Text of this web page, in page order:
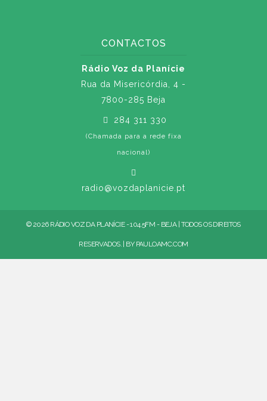
CONTACTOS
Rádio Voz da Planície
Rua da Misericórdia, 4 -
7800-285 Beja
284 311 330
(Chamada para a rede fixa
nacional)
radio@vozdaplanicie.pt
© 2026 RÁDIO VOZ DA PLANÍCIE - 104.5FM - BEJA | TODOS OS DIREITOS
RESERVADOS. | BY PAULOAMC.COM